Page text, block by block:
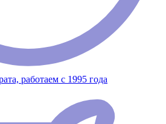
работаем с 1995 года